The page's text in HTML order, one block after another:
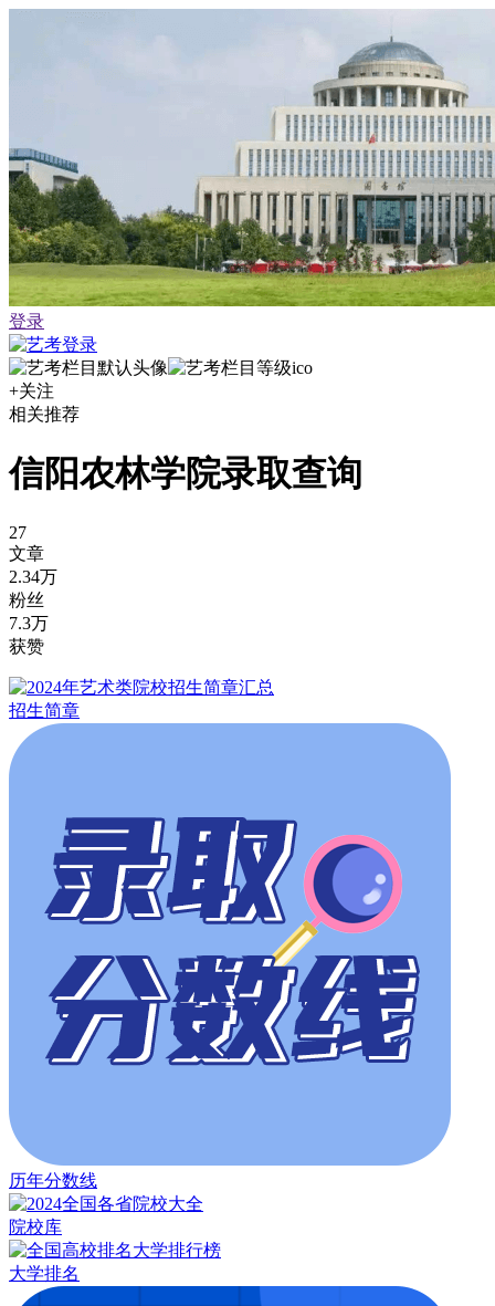
登录
+关注
相关推荐
信阳农林学院录取查询
27
文章
2.34万
粉丝
7.3万
获赞
招生简章
历年分数线
院校库
大学排名